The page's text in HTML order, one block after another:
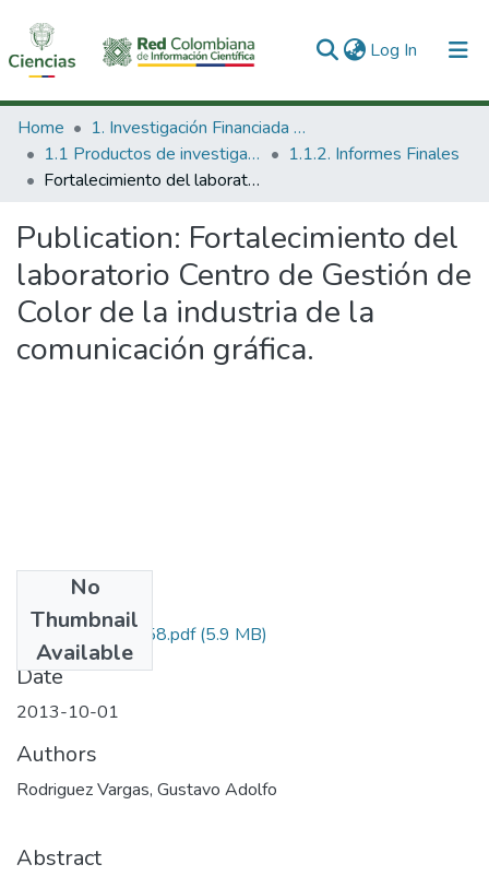
Log In (current)
Communities & Collections
All of DSpace
Home
1. Investigación Financiada con Recursos Públicos
1.1 Productos de investigación
1.1.2. Informes Finales
Fortalecimiento del laboratorio Centro de Gestión de Color de la industria de la comunicación gráfica.
Publication: Fortalecimiento del
laboratorio Centro de Gestión de
Color de la industria de la
comunicación gráfica.
No
Thumbnail
Available
653354431858.pdf(5.9 MB)
Date
2013-10-01
Authors
Rodriguez Vargas, Gustavo Adolfo
Abstract